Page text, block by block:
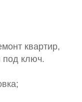
квартир,
под ключ.